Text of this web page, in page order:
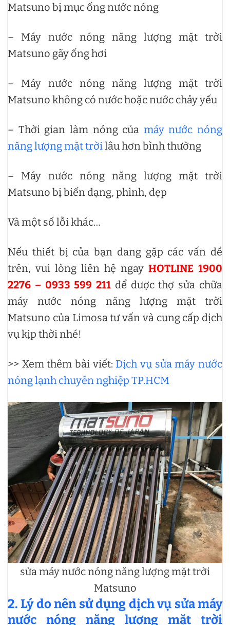
Matsuno bị mục ống nước nóng
– Máy nước nóng năng lượng mặt trời
Matsuno gãy ống hơi
– Máy nước nóng năng lượng mặt trời
Matsuno không có nước hoặc nước chảy yếu
– Thời gian làm nóng của máy nước nóng
năng lượng mặt trời lâu hơn bình thường
– Máy nước nóng năng lượng mặt trời
Matsuno bị biến dạng, phình, dẹp
Và một số lỗi khác…
Nếu thiết bị của bạn đang gặp các vấn đề
trên, vui lòng liên hệ ngay HOTLINE 1900
2276 – 0933 599 211 để được thợ sửa chữa
máy nước nóng năng lượng mặt trời
Matsuno của Limosa tư vấn và cung cấp dịch
vụ kịp thời nhé!
>> Xem thêm bài viết: Dịch vụ sửa máy nước
nóng lạnh chuyên nghiệp TP.HCM
sửa máy nước nóng năng lượng mặt trời
Matsuno
2. Lý do nên sử dụng dịch vụ sửa máy
nước nóng năng lượng mặt trời